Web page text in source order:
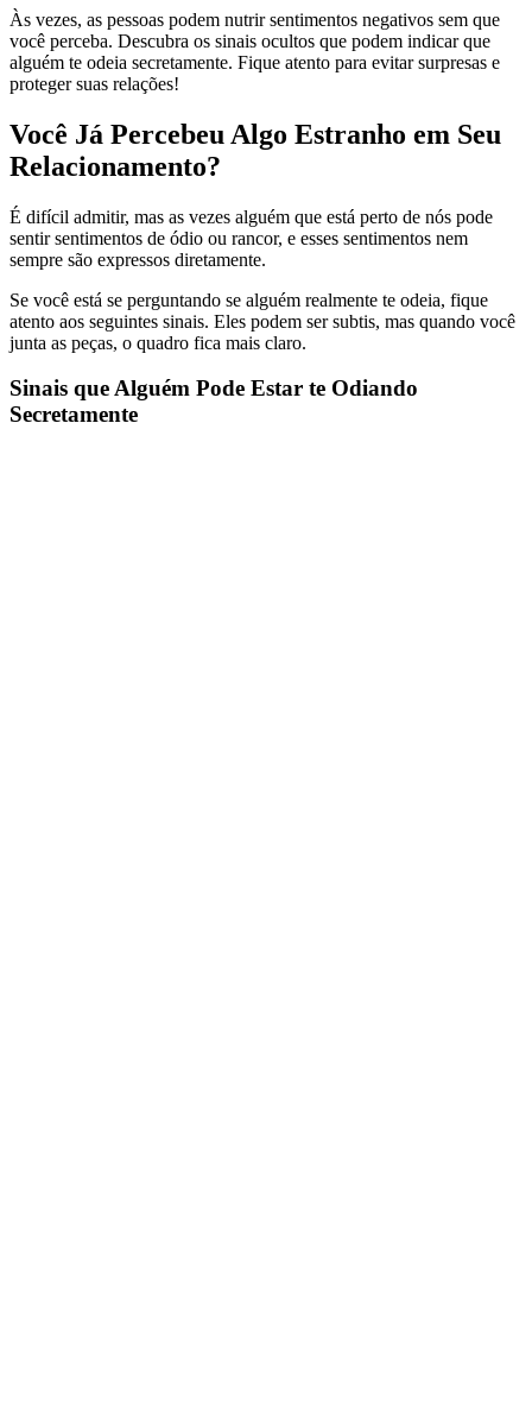
Às vezes, as pessoas podem nutrir sentimentos negativos sem que
você perceba. Descubra os sinais ocultos que podem indicar que
alguém te odeia secretamente. Fique atento para evitar surpresas e
proteger suas relações!
Você Já Percebeu Algo Estranho em Seu
Relacionamento?
É difícil admitir, mas as vezes alguém que está perto de nós pode
sentir sentimentos de ódio ou rancor, e esses sentimentos nem
sempre são expressos diretamente.
Se você está se perguntando se alguém realmente te odeia, fique
atento aos seguintes sinais. Eles podem ser subtis, mas quando você
junta as peças, o quadro fica mais claro.
Sinais que Alguém Pode Estar te Odiando
Secretamente